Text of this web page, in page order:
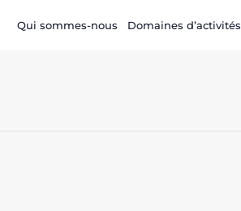
Qui sommes-nous Domaines d’activités